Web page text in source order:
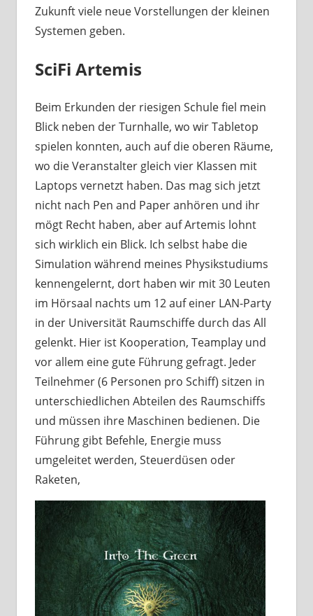
Zukunft viele neue Vorstellungen der kleinen
Systemen geben.
SciFi Artemis
Beim Erkunden der riesigen Schule fiel mein
Blick neben der Turnhalle, wo wir Tabletop
spielen konnten, auch auf die oberen Räume,
wo die Veranstalter gleich vier Klassen mit
Laptops vernetzt haben. Das mag sich jetzt
nicht nach Pen and Paper anhören und ihr
mögt Recht haben, aber auf Artemis lohnt
sich wirklich ein Blick. Ich selbst habe die
Simulation während meines Physikstudiums
kennengelernt, dort haben wir mit 30 Leuten
im Hörsaal nachts um 12 auf einer LAN-Party
in der Universität Raumschiffe durch das All
gelenkt. Hier ist Kooperation, Teamplay und
vor allem eine gute Führung gefragt. Jeder
Teilnehmer (6 Personen pro Schiff) sitzen in
unterschiedlichen Abteilen des Raumschiffs
und müssen ihre Maschinen bedienen. Die
Führung gibt Befehle, Energie muss
umgeleitet werden, Steuerdüsen oder
Raketen,